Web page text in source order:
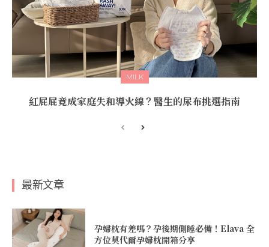
MILK
紅屁屁竟成家庭失和導火線？醫生的尿布挑選指南
最新文章
孕婦枕有差嗎？孕後期側睡必備！Elava 全
方位莫代爾孕婦枕開箱分享